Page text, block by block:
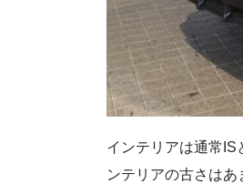
インテリアは通常IS
ンテリアの古さは